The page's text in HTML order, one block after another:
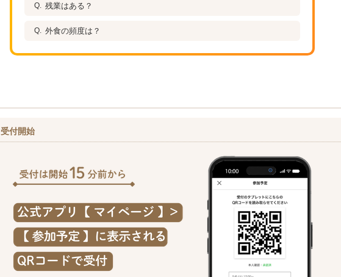
残業はある？
外食の頻度は？
受付開始